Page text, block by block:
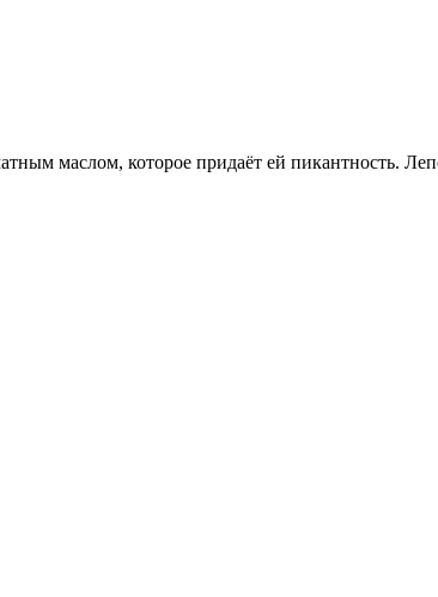
маслом, которое придаёт ей пикантность.